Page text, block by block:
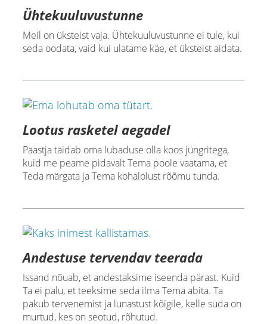
Ühtekuuluvustunne
Meil on üksteist vaja. Ühtekuuluvustunne ei tule, kui
seda oodata, vaid kui ulatame käe, et üksteist aidata.
Lootus rasketel aegadel
Päästja täidab oma lubaduse olla koos jüngritega,
kuid me peame pidavalt Tema poole vaatama, et
Teda märgata ja Tema kohalolust rõõmu tunda.
Andestuse tervendav teerada
Issand nõuab, et andestaksime iseenda pärast. Kuid
Ta ei palu, et teeksime seda ilma Tema abita. Ta
pakub tervenemist ja lunastust kõigile, kelle süda on
murtud, kes on seotud, rõhutud.